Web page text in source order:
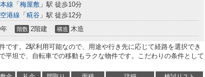
線 「 梅屋敷 」駅 徒歩10分
港線 「 糀谷 」駅 徒歩12分
階数 2階建 構造 木造
です。2駅利用可能なので、用途や行き先に応じて経路を選択でき
平坦で、自転車での移動もラクな物件です。こだわりの条件として